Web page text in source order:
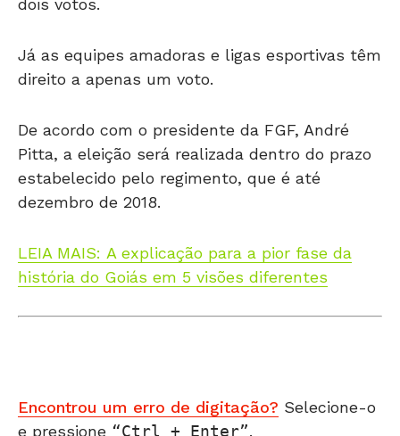
dois votos.
Já as equipes amadoras e ligas esportivas têm
direito a apenas um voto.
De acordo com o presidente da FGF, André
Pitta, a eleição será realizada dentro do prazo
estabelecido pelo regimento, que é até
dezembro de 2018.
LEIA MAIS: A explicação para a pior fase da
história do Goiás em 5 visões diferentes
Encontrou um erro de digitação? Selecione-o
e pressione
Ctrl + Enter .